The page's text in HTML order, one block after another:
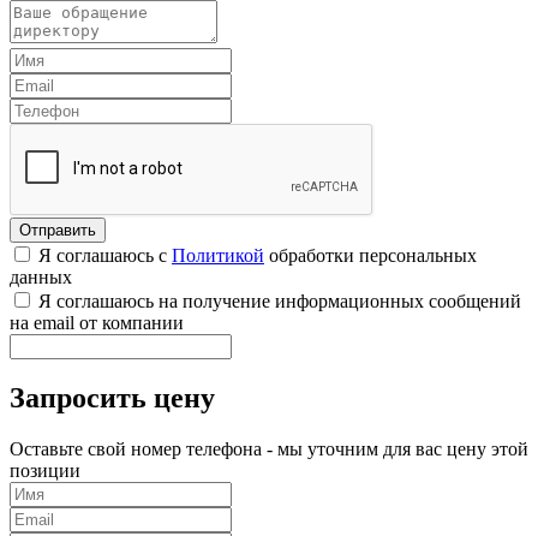
Я соглашаюсь с Политикой обработки персональных
данных
Я соглашаюсь на получение информационных сообщений
на email от компании
Запросить цену
Оставьте свой номер телефона - мы уточним для вас цену этой
позиции